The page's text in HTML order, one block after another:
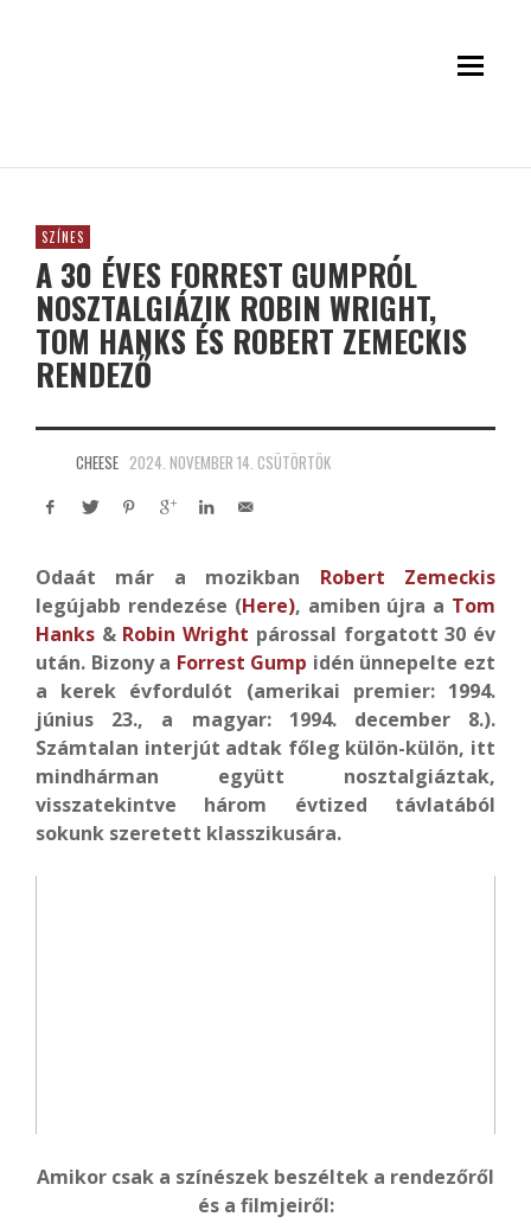
SZÍNES
A 30 ÉVES FORREST GUMPRÓL
NOSZTALGIÁZIK ROBIN WRIGHT,
TOM HANKS ÉS ROBERT ZEMECKIS
RENDEZŐ
CHEESE 2024. NOVEMBER 14. CSÜTÖRTÖK
Odaát már a mozikban Robert Zemeckis
legújabb rendezése (Here), amiben újra a Tom
Hanks & Robin Wright párossal forgatott 30 év
után. Bizony a Forrest Gump idén ünnepelte ezt
a kerek évfordulót (amerikai premier: 1994.
június 23., a magyar: 1994. december 8.).
Számtalan interjút adtak főleg külön-külön, itt
mindhárman együtt nosztalgiáztak,
visszatekintve három évtized távlatából
sokunk szeretett klasszikusára.
Amikor csak a színészek beszéltek a rendezőről
és a filmjeiről: